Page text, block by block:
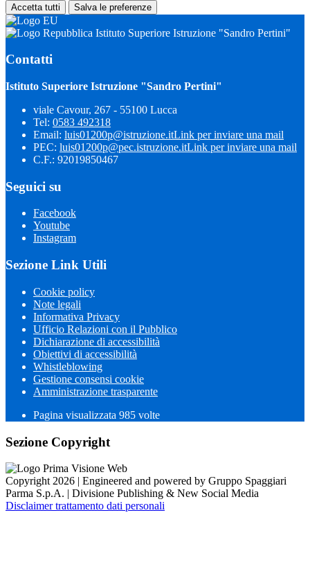
Accetta tutti Salva le preferenze
Istituto Superiore Istruzione "Sandro Pertini"
Contatti
Istituto Superiore Istruzione "Sandro Pertini"
viale Cavour, 267 - 55100 Lucca
Tel: 0583 492318
Email: luis01200p@istruzione.itLink per inviare una mail
PEC: luis01200p@pec.istruzione.itLink per inviare una mail
C.F.: 92019850467
Seguici su
Facebook
Youtube
Instagram
Sezione Link Utili
Cookie policy
Note legali
Informativa Privacy
Ufficio Relazioni con il Pubblico
Dichiarazione di accessibilità
Obiettivi di accessibilità
Whistleblowing
Gestione consensi cookie
Amministrazione trasparente
Pagina visualizzata 985 volte
Sezione Copyright
Copyright 2026 | Engineered and powered by Gruppo Spaggiari
Parma S.p.A. | Divisione Publishing & New Social Media
Disclaimer trattamento dati personali